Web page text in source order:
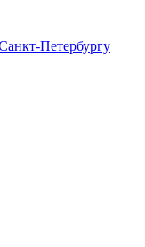
Петербургу